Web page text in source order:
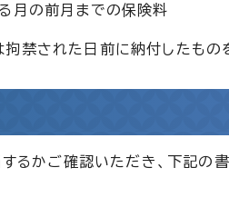
月の前月までの保険料
された日前に納付したもの
るかご確認いただき、下記の